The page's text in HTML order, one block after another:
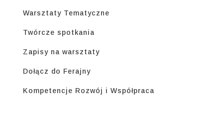
Warsztaty Tematyczne
Twórcze spotkania
Zapisy na warsztaty
Dołącz do Ferajny
Kompetencje Rozwój i Współpraca